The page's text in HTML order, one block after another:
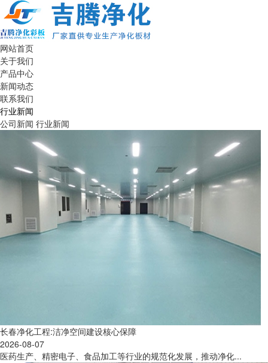
网站首页
关于我们
产品中心
新闻动态
联系我们
行业新闻
公司新闻 行业新闻
长春净化工程:洁净空间建设核心保障
2026-08-07
医药生产、精密电子、食品加工等行业的规范化发展，推动净化...